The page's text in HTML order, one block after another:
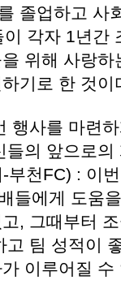
졸업하고 사
각자 1년간
위해 사랑
기로 한 것이
행사를 마련
들의 앞으로
천FC) : 이
들에게 도움
, 그때부터
고 팀 성적이
이루어질